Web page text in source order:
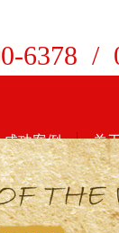
6378 /
成功案例 关